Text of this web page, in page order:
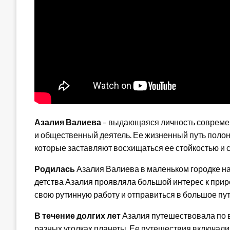
Азалия Валиева – выдающаяся личность
и общественный деятель. Ее жизненный путь
которые заставляют восхищаться ее стойкостью
РодиласьАзалия Валиева в маленьком городке
детства Азалия проявляла большой интерес к
свою рутинную работу и отправиться в большое
В течение долгих летАзалия путешествовала по